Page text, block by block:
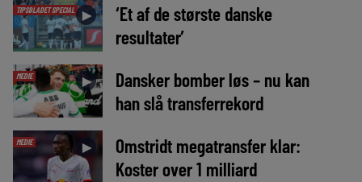
TIPSBLADET SPECIAL ►
‘Et af de største danske
resultater’
MEDIE ►
Dansker bomber løs – nu kan
han slå transferrekord
MEDIE ►
Omstridt megatransfer klar:
Koster over 1 milliard